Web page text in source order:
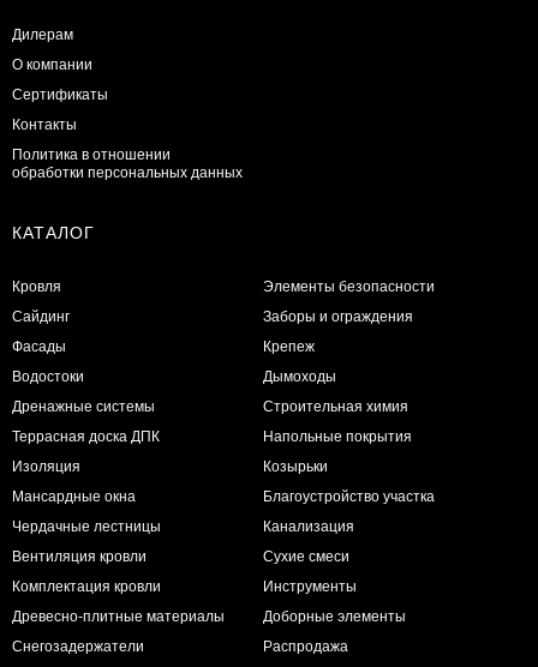
Дилерам
О компании
Сертификаты
Контакты
Политика в отношении
обработки персональных данных
КАТАЛОГ
Кровля
Сайдинг
Фасады
Водостоки
Дренажные системы
Террасная доска ДПК
Изоляция
Мансардные окна
Чердачные лестницы
Вентиляция кровли
Комплектация кровли
Древесно-плитные материалы
Снегозадержатели
Элементы безопасности
Заборы и ограждения
Крепеж
Дымоходы
Строительная химия
Напольные покрытия
Козырьки
Благоустройство участка
Канализация
Сухие смеси
Инструменты
Доборные элементы
Распродажа